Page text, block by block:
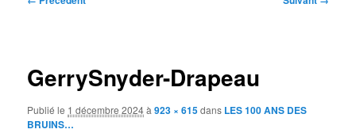
GerrySnyder-Drapeau
Publié le 1 décembre 2024à923 × 615dans LES 100 ANS DES
BRUINS…